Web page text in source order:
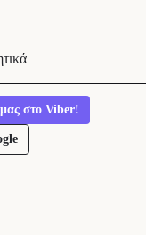
μας στο Viber!